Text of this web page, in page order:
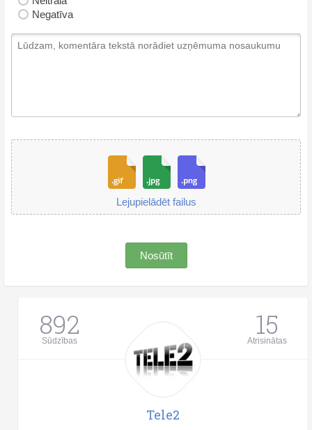
Negatīva
Lejupielādēt failus
Nosūtīt
892
Sūdzības 15
Atrisinātas
Tele2